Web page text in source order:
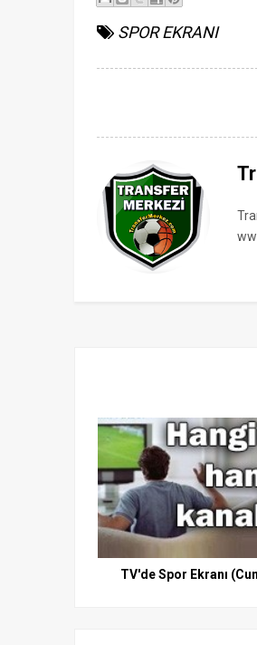
SPOR EKRANI
TV'de Spor Ekranı